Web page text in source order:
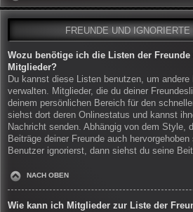
FREUNDE UND
Wozu benötige ich die Listen der
Mitglieder?
Du kannst diese Listen benutzen, um
verwalten. Mitglieder, die du deiner
deinem persönlichen Bereich für den
siehst dort deren Onlinestatus und kannst
Nachricht senden. Abhängig von dem Style,
Beiträge deiner Freunde auch
Benutzer ignorierst, dann siehst du seine
NACH OBEN
Wie kann ich Mitglieder zur Liste der